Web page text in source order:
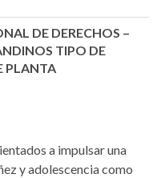
DE DERECHOS –
TIPO DE
PLANTA
a impulsar una
y adolescencia como